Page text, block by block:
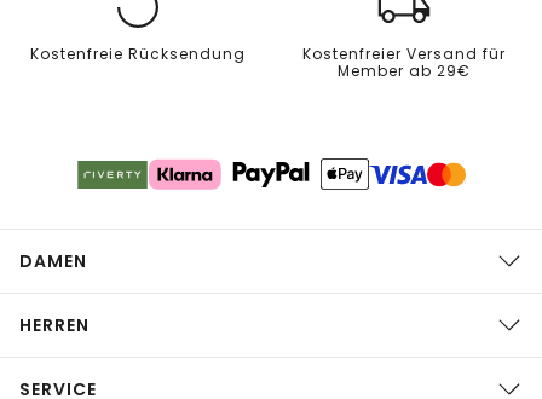
Kostenfreie Rücksendung
Kostenfreier Versand für
Member ab 29€
DAMEN
HERREN
SERVICE